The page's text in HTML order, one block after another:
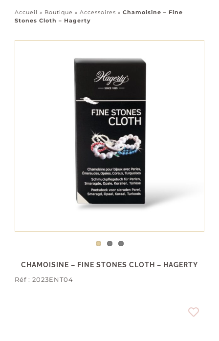
Accessoires
Tous les bijoux
Accueil » Boutique » Accessoires » Chamoisine – Fine
Stones Cloth – Hagerty
CHAMOISINE – FINE STONES CLOTH – HAGERTY
Réf : 2023ENT04